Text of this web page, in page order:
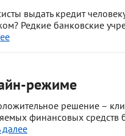
выдать кредит
Редкие банковские
режиме
решение –
финансовых средств
далее